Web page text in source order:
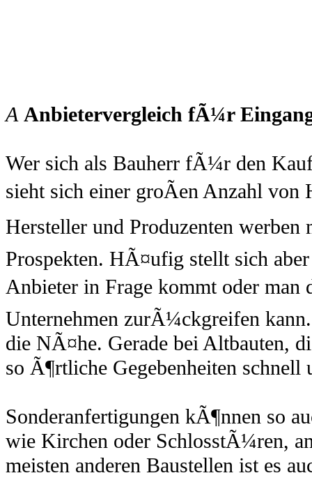
A Anbietervergleich fÃ¼r
Wer sich als Bauherr fÃ¼r den
sieht sich einer groÃen Anzahl
Hersteller und Produzenten werben
Prospekten. HÃ¤ufig stellt sich
Anbieter in Frage kommt oder man
Unternehmen zurÃ¼ckgreifen
die NÃ¤he. Gerade bei Altbauten,
so Ã¶rtliche Gegebenheiten schnell
Sonderanfertigungen kÃ¶nnen so
wie Kirchen oder SchlosstÃ¼ren,
meisten anderen Baustellen ist es